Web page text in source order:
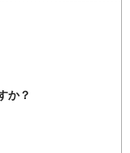
か？